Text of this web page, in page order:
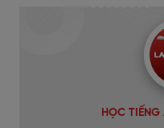
HỌC TIẾNG